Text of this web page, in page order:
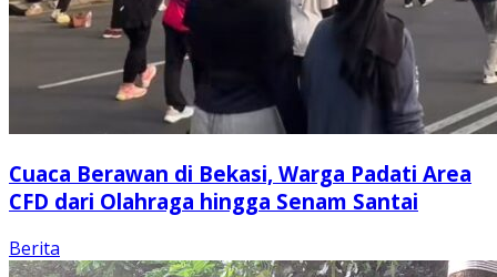
Cuaca Berawan di Bekasi, Warga Padati Area
CFD dari Olahraga hingga Senam Santai
Berita